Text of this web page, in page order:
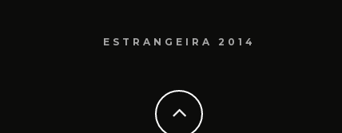
ESTRANGEIRA 2014